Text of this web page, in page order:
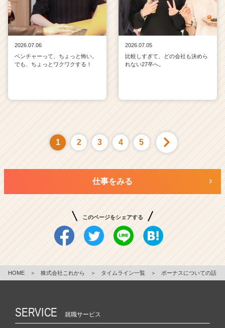
2026.07.06
ベンチャーって、ちょっと怖い。
でも、ちょっとワクワクする！
2026.07.05
比較しすぎて、どの会社も決めら
れない27卒へ。
1 2 3 4 5
仕事をみる
このページをシェアする
HOME ＞ 株式会社これから ＞ タイムライン一覧 ＞ ボーナスについての話
SERVICE 就職サービス